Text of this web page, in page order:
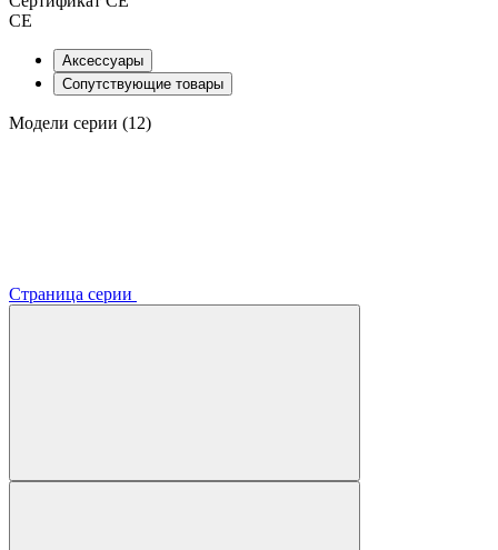
CE
Аксессуары
Сопутствующие товары
Модели серии (12)
Страница серии